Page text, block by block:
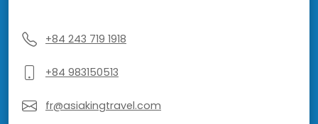
+84 243 719 1918
+84 983150513
fr@asiakingtravel.com